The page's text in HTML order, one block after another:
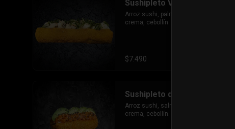
Sushipleto Vegetariano
Arroz sushi, palmito, palta ,queso
crema, cebollín
$7.490
Sushipleto de Salmón
Arroz sushi, salmòn, palta ,queso
crema, cebollín.